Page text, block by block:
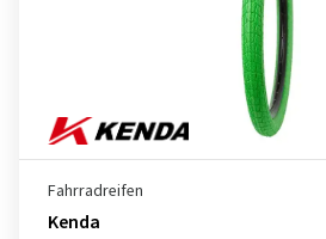
Fahrradreifen
Kenda